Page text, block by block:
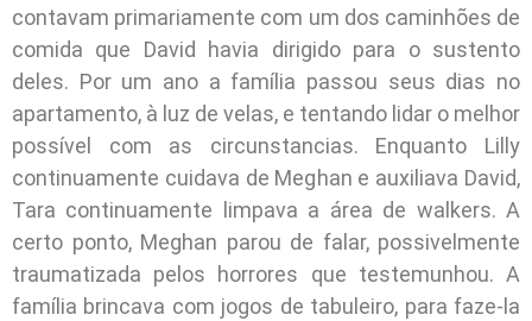
contavam primariamente com um dos caminhões de
comida que David havia dirigido para o sustento
deles. Por um ano a família passou seus dias no
apartamento, à luz de velas, e tentando lidar o melhor
possível com as circunstancias. Enquanto Lilly
continuamente cuidava de Meghan e auxiliava David,
Tara continuamente limpava a área de walkers. A
certo ponto, Meghan parou de falar, possivelmente
traumatizada pelos horrores que testemunhou. A
família brincava com jogos de tabuleiro, para faze-la